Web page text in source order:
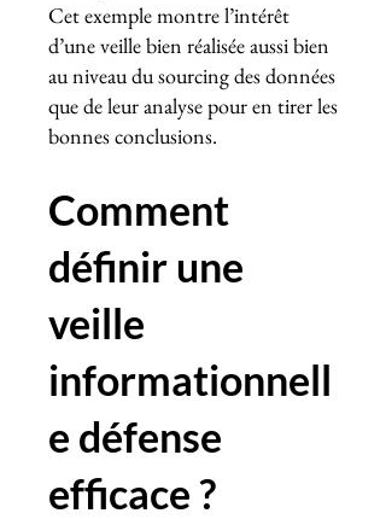
Cet exemple montre l’intérêt
d’une veille bien réalisée aussi bien
au niveau du sourcing des données
que de leur analyse pour en tirer les
bonnes conclusions.
Comment
définir une
veille
informationnell
e défense
efficace ?